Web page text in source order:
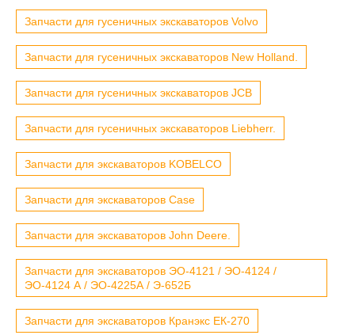
Запчасти для гусеничных экскаваторов Volvo
Запчасти для гусеничных экскаваторов New Holland.
Запчасти для гусеничных экскаваторов JCB
Запчасти для гусеничных экскаваторов Liebherr.
Запчасти для экскаваторов KOBELCO
Запчасти для экскаваторов Case
Запчасти для экскаваторов John Deere.
Запчасти для экскаваторов ЭО-4121 / ЭО-4124 /
ЭО-4124 А / ЭО-4225А / Э-652Б
Запчасти для экскаваторов Кранэкс ЕК-270